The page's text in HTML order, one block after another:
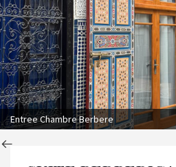
Entree Chambre Berbere